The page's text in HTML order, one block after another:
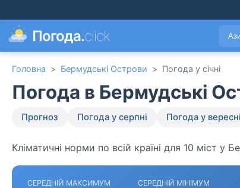
Погода.click
Головна > Бермудські Острови > Погода у січні
Погода в Бермудські
Прогноз Погода у серпні Погода у вересні
Кліматичні норми по всій країні для 10 міст у
СЕРЕДНІЙ МАКСИМУМ СЕРЕДНІЙ МІНІМУМ